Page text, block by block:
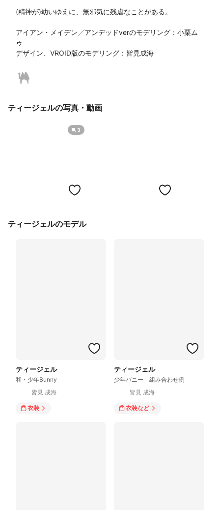
(精神が)幼いゆえに、無邪気に残虐なことがある。
アイアン・メイデン╱アンデッドverのモデリング：小栗ム
ゥ
デザイン、VROID版のモデリング：皆見成海
ティージェルの写真・動画
3
ティージェルのモデル
ティージェル
和・少年Bunny
皆見 成海
衣装
ティージェル
少年バニー 組み合わせ例
皆見 成海
衣装など